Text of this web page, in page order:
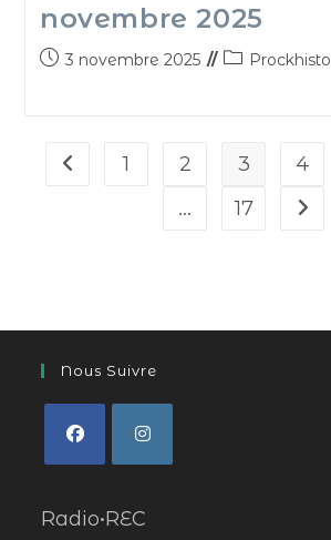
novembre 2025
3 novembre 2025 Prockhisto
1 2 3 4
…
17
Nous Suivre
Radio•REC